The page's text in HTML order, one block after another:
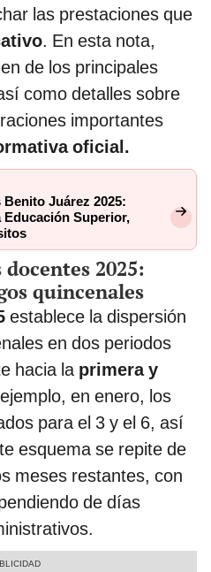
las prestaciones que
. En esta nota,
de los principales
como detalles sobre
importantes
oficial.
Juárez 2025:
Superior,
2025:
quincenales
establece la dispersión
en dos periodos
hacia la primera y
en enero, los
para el 3 y el 6, así
esquema se repite de
meses restantes, con
de días